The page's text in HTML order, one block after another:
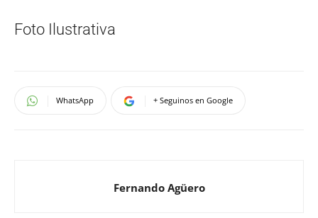
Foto Ilustrativa
WhatsApp + Seguinos en Google
Fernando Agüero